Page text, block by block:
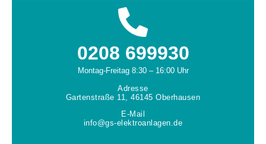
0208 699930
Montag-Freitag 8:30 – 16:00 Uhr
Adresse
Gartenstraße 11, 46145 Oberhausen
E-Mail
info@gs-elektroanlagen.de